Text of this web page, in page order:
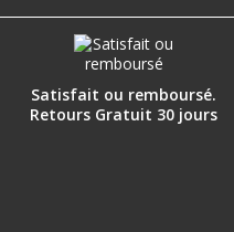
Satisfait ou remboursé.
Retours Gratuit 30 jours